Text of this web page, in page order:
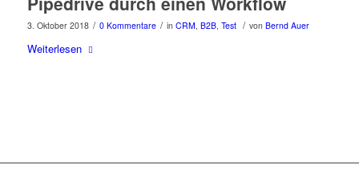
3. Oktober 2018 / 0 Kommentare / in CRM, B2B, Test / von Bernd Auer
Weiterlesen